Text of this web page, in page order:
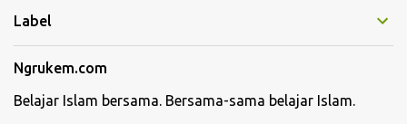
r
Label
Ngrukem.com
Belajar Islam bersama. Bersama-sama belajar Islam.